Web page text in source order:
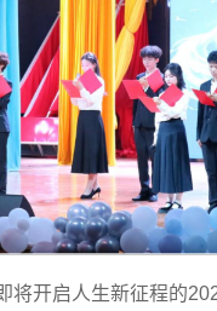
将开启人生新征程的